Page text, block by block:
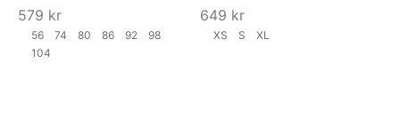
579 kr
56 74 80 86 92
98
104
649 kr
XS S XL